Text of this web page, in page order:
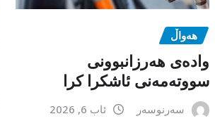
هەواڵ
وادەی هەرزانبوونی
سووتەمەنی ئاشکرا کرا
سەرنوسەر ئاب 6, 2026